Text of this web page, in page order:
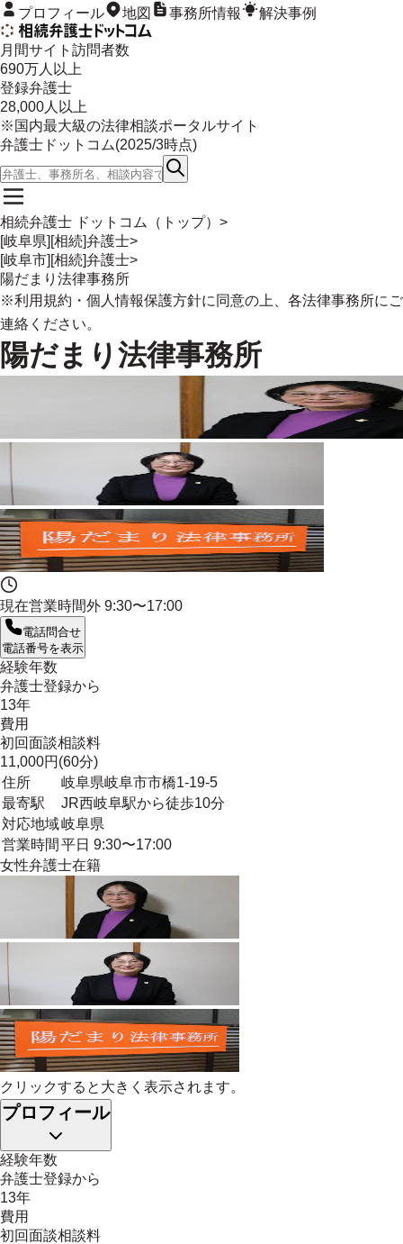
プロフィール 地図 事務所情報 解決事例
月間サイト訪問者数
690万人以上
登録弁護士
28,000人以上
※国内最大級の法律相談ポータルサイト
弁護士ドットコム(2025/3時点)
相続弁護士 ドットコム（トップ） >
[岐阜県][相続]弁護士>
[岐阜市][相続]弁護士>
陽だまり法律事務所
※利用規約 ・ 個人情報保護方針に同意の上、各法律事務所にご
連絡ください。
陽だまり法律事務所
現在営業時間外 9:30〜17:00
電話問合せ
電話番号を表示
経験年数
弁護士登録から
13年
費用
初回面談相談料
11,000円(60分)
住所
岐阜県岐阜市市橋1-19-5
最寄駅
JR西岐阜駅から徒歩10分
対応地域岐阜県
営業時間 平日 9:30〜17:00
女性弁護士在籍
クリックすると大きく表示されます。
プロフィール
経験年数
弁護士登録から
13年
費用
初回面談相談料